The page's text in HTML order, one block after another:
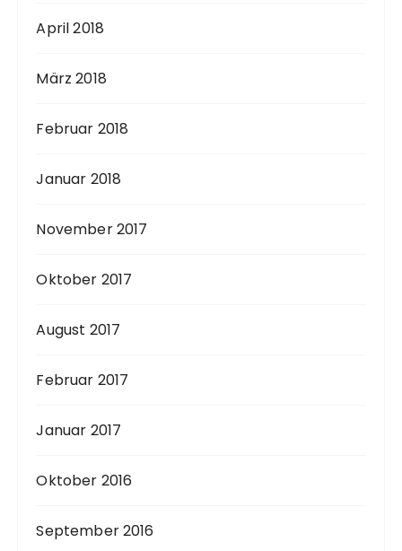
April 2018
März 2018
Februar 2018
Januar 2018
November 2017
Oktober 2017
August 2017
Februar 2017
Januar 2017
Oktober 2016
September 2016